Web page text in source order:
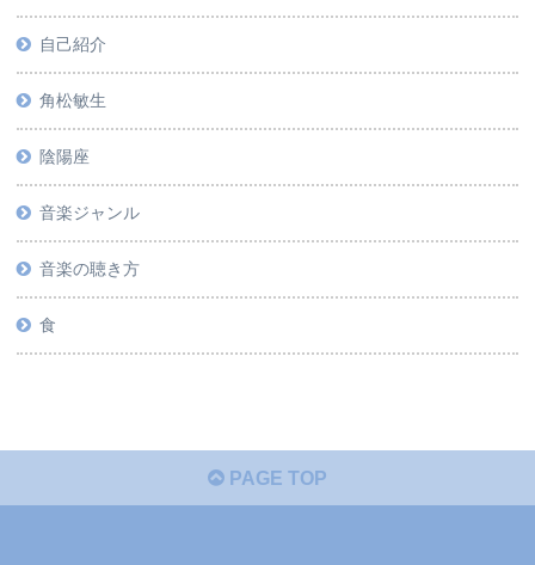
自己紹介
角松敏生
陰陽座
音楽ジャンル
音楽の聴き方
食
PAGE TOP